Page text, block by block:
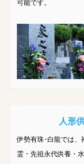
可能です。
人形
伊勢有珠･白龍では、
霊・先祖永代供養・